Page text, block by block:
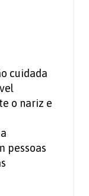
cuidada
o nariz e
pessoas